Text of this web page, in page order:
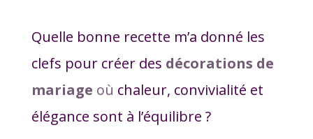
Quelle bonne recette m’a donné les
clefs pour créer des décorations de
mariage où chaleur, convivialité et
élégance sont à l’équilibre ?